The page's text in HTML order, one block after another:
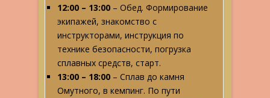
12:00 – 13:00 – Обед. Формирование
экипажей, знакомство с
инструкторами, инструкция по
технике безопасности, погрузка
сплавных средств, старт.
13:00 – 18:00 – Сплав до камня
Омутного, в кемпинг. По пути